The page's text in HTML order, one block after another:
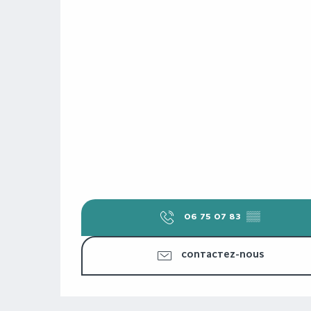
06 75 07 83 ▒▒
CONTACTEZ-NOUS